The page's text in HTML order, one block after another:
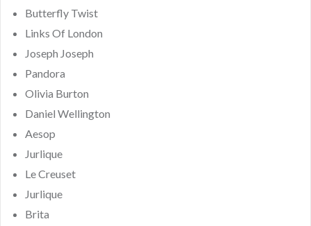
Butterfly Twist
Links Of London
Joseph Joseph
Pandora
Olivia Burton
Daniel Wellington
Aesop
Jurlique
Le Creuset
Jurlique
Brita